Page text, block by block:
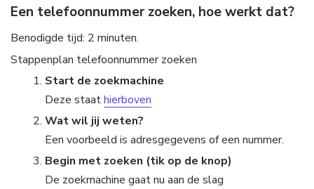
Een telefoonnummer zoeken, hoe werkt dat?
Benodigde tijd: 2 minuten.
Stappenplan telefoonnummer zoeken
Start de zoekmachine
Deze staathierboven
Wat wil jij weten?
Een voorbeeld is adresgegevens of een nummer.
Begin met zoeken (tik op de knop)
De zoekmachine gaat nu aan de slag